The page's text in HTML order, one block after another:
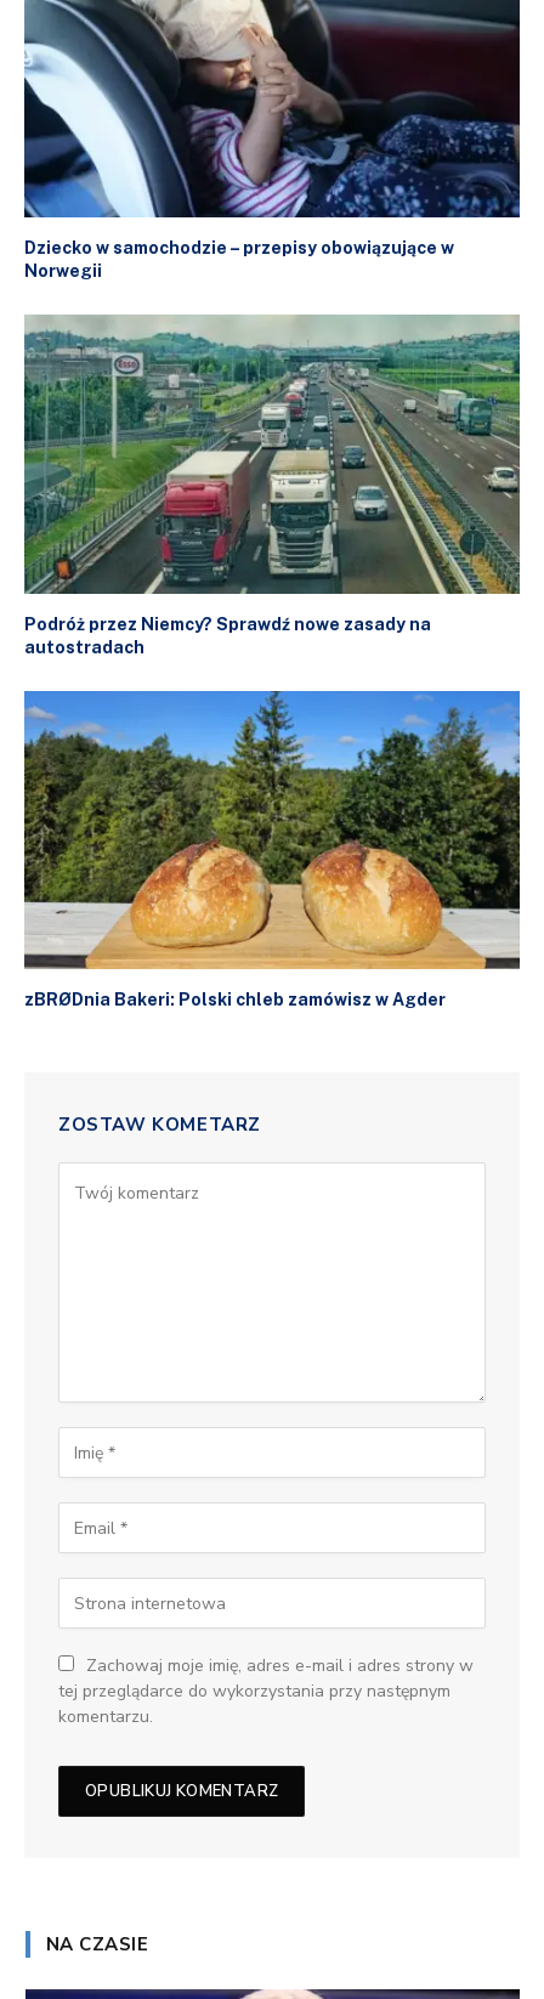
Dziecko w samochodzie – przepisy obowiązujące w
Norwegii
Podróż przez Niemcy? Sprawdź nowe zasady na
autostradach
zBRØDnia Bakeri: Polski chleb zamówisz w Agder
ZOSTAW KOMETARZ
Zachowaj moje imię, adres e-mail i adres strony w
tej przeglądarce do wykorzystania przy następnym
komentarzu.
NA CZASIE